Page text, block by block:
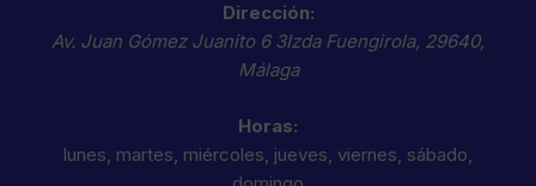
Dirección:
Av. Juan Gómez Juanito 6 3Izda Fuengirola, 29640,
Málaga
Horas:
lunes, martes, miércoles, jueves, viernes, sábado,